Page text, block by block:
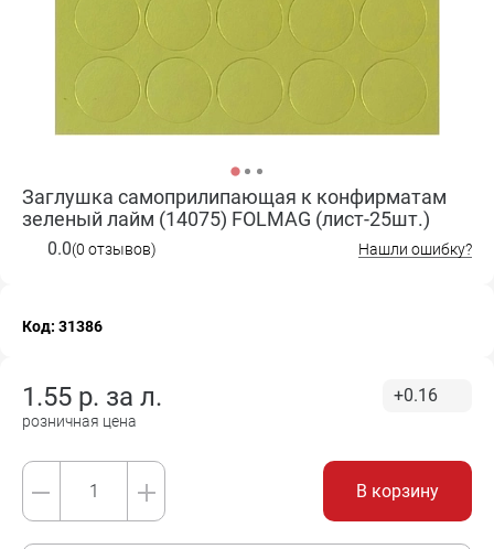
Заглушка самоприлипающая к конфирматам
зеленый лайм (14075) FOLMAG (лист-25шт.)
0.0(0 отзывов) Нашли ошибку?
Код: 31386
1.55 р. за л.
розничная цена
+0.16
В корзину